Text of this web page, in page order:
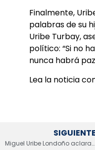
Finalmente,
palabras de su
Uribe Turbay,
político: “Si no
nunca habrá
Lea la noticia
SIGUIENTE
Miguel Uribe Londoño aclara que no tiene roces con precandidatos del Centro Democrático